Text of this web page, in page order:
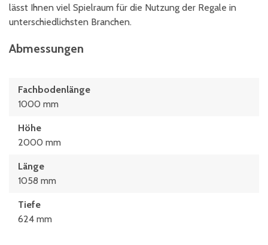
lässt Ihnen viel Spielraum für die Nutzung der Regale in
unterschiedlichsten Branchen.
Abmessungen
Fachbodenlänge
1000 mm
Höhe
2000 mm
Länge
1058 mm
Tiefe
624 mm